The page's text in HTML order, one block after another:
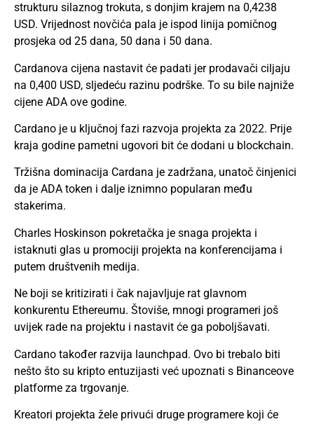
strukturu silaznog trokuta, s donjim krajem na 0,4238
USD. Vrijednost novčića pala je ispod linija pomičnog
prosjeka od 25 dana, 50 dana i 50 dana.
Cardanova cijena nastavit će padati jer prodavači ciljaju
na 0,400 USD, sljedeću razinu podrške. To su bile najniže
cijene ADA ove godine.
Cardano je u ključnoj fazi razvoja projekta za 2022. Prije
kraja godine pametni ugovori bit će dodani u blockchain.
Tržišna dominacija Cardana je zadržana, unatoč činjenici
da je ADA token i dalje iznimno popularan među
stakerima.
Charles Hoskinson pokretačka je snaga projekta i
istaknuti glas u promociji projekta na konferencijama i
putem društvenih medija.
Ne boji se kritizirati i čak najavljuje rat glavnom
konkurentu Ethereumu. Štoviše, mnogi programeri još
uvijek rade na projektu i nastavit će ga poboljšavati.
Cardano također razvija launchpad. Ovo bi trebalo biti
nešto što su kripto entuzijasti već upoznati s Binanceove
platforme za trgovanje.
Kreatori projekta žele privući druge programere koji će